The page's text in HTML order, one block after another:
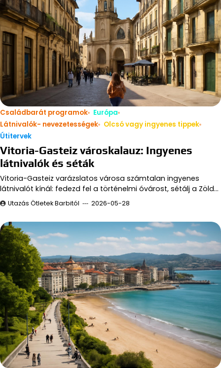
Családbarát programok
Európa
Látnivalók- nevezetességek
Olcsó vagy ingyenes tippek
Útitervek
Vitoria-Gasteiz városkalauz: Ingyenes
látnivalók és séták
Vitoria-Gasteiz varázslatos városa számtalan ingyenes
látnivalót kínál: fedezd fel a történelmi óvárost, sétálj a Zöld…
Utazás Ötletek Barbitól 2026-05-28